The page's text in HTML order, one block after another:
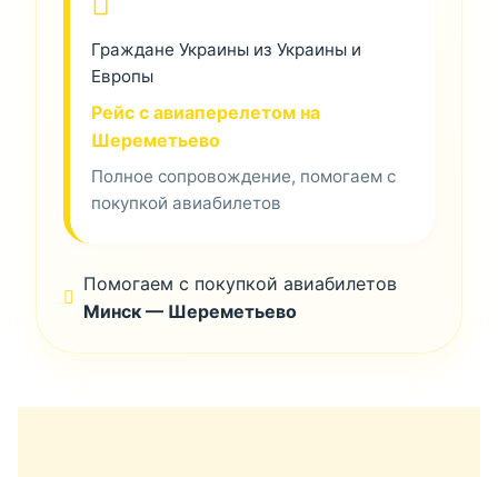
Граждане Украины из Украины и
Европы
Рейс с авиаперелетом на
Шереметьево
Полное сопровождение, помогаем с
покупкой авиабилетов
Помогаем с покупкой авиабилетов
Минск — Шереметьево